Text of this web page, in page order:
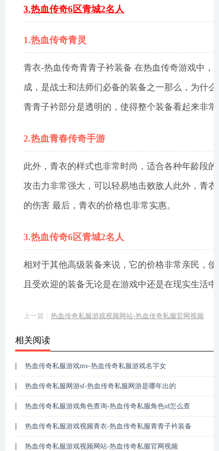
3.热血传奇6区青城2名人
1.热血传奇青灵
青衣-热血传奇青青子衿装备 在热血传奇游戏中
成，是战士和法师们必备的装备之一那么，为什
青青子衿部分是透明的，使得整个装备看起来非
2.热血青春传奇手游
此外，青衣的样式也非常时尚，适合各种年龄段
攻击力非常强大，可以轻易地击败敌人此外，青
的伤害 最后，青衣的价格也非常实惠。
3.热血传奇6区青城2名人
相对于其他高级装备来说，它的价格非常亲民，
且受欢迎的装备无论是在游戏中还是在现实生活
上一篇：热血传奇私服游戏视频网站-热血传奇私服官网视频
相关阅读
热血传奇私服游戏mv-热血传奇私服游戏名字女
热血传奇私服网游sf-热血传奇私服网游是哪年出的
热血传奇私服游戏角色查询-热血传奇私服角色id怎么查
热血传奇私服游戏视频青衣-热血传奇私服青青子衿装备
热血传奇私服游戏视频网站-热血传奇私服官网视频